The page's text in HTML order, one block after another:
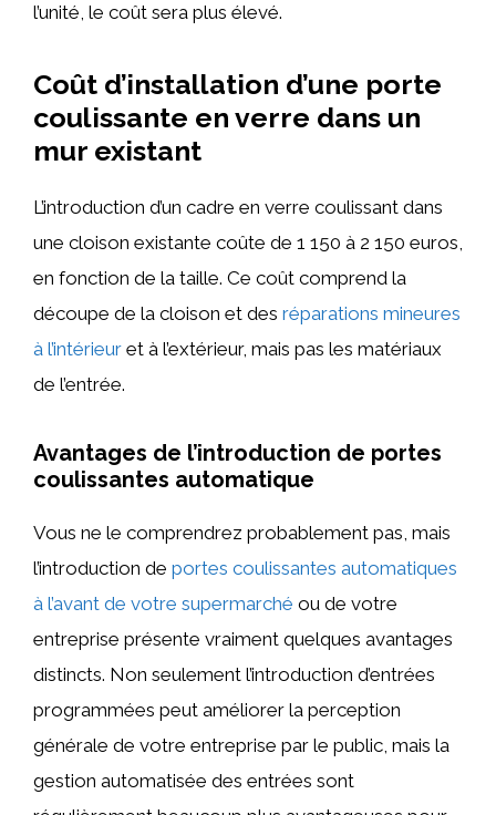
l’unité, le coût sera plus élevé.
Coût d’installation d’une porte
coulissante en verre dans un
mur existant
L’introduction d’un cadre en verre coulissant dans
une cloison existante coûte de 1 150 à 2 150 euros,
en fonction de la taille. Ce coût comprend la
découpe de la cloison et des réparations mineures
à l’intérieur et à l’extérieur, mais pas les matériaux
de l’entrée.
Avantages de l’introduction de portes
coulissantes automatique
Vous ne le comprendrez probablement pas, mais
l’introduction de portes coulissantes automatiques
à l’avant de votre supermarché ou de votre
entreprise présente vraiment quelques avantages
distincts. Non seulement l’introduction d’entrées
programmées peut améliorer la perception
générale de votre entreprise par le public, mais la
gestion automatisée des entrées sont